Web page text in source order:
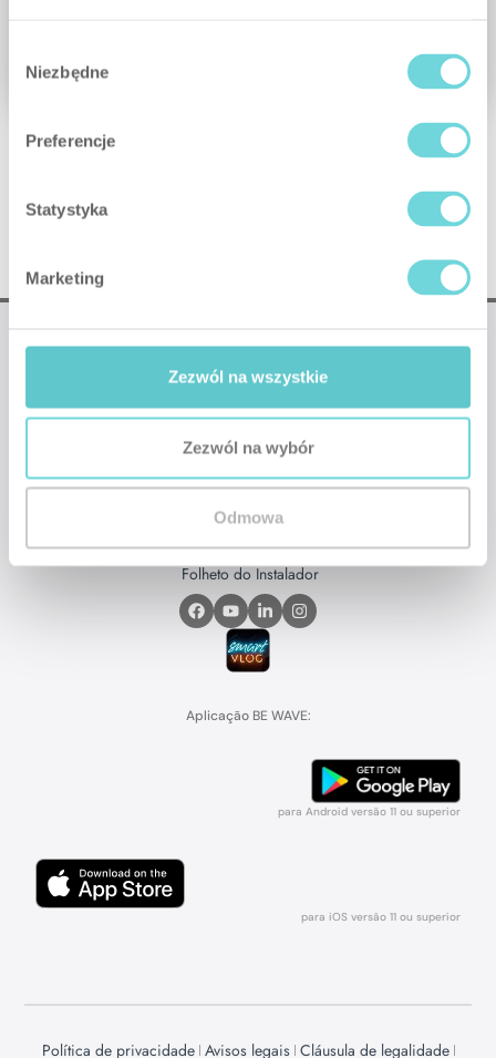
zgody
Niezbędne
Preferencje
Statystyka
Marketing
Zezwól na wszystkie
Zezwól na wybór
Odmowa
Made with ❤by SATEL
Contacto Cooperação Suporte
Configurador
Folheto do Instalador
Aplicação BE WAVE:
para Android versão 11 ou superior
para iOS versão 11 ou superior
Política de privacidade Avisos legais Cláusula de legalidade